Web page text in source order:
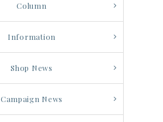
Column
Information
Shop News
Campaign News